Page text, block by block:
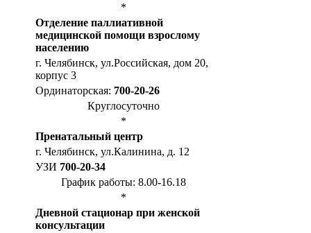
*
Отделение паллиативной
медицинской помощи взрослому
населению
г. Челябинск, ул.Российская, дом 20,
корпус 3
Ординаторская: 700-20-26
Круглосуточно
*
Пренатальный центр
г. Челябинск, ул.Калинина, д. 12
УЗИ 700-20-34
График работы: 8.00-16.18
*
Дневной стационар при женской
консультации